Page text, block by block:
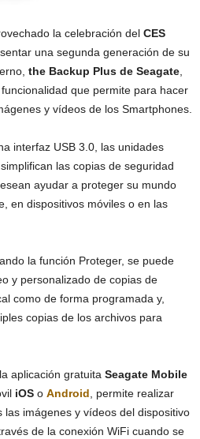
la celebración del CES
una segunda generación de su
the Backup Plus de Seagate
que permite para hacer
y vídeos de los Smartphones.
interfaz USB 3.0, las unidades
simplifican las copias de seguridad
ayudar a proteger su mundo
en dispositivos móviles o en las
la función Proteger, se puede
y personalizado de copias de
como de forma programada y,
copias de los archivos para
aplicación gratuita Seagate Mobile
iOS o Android , permite realizar
imágenes y vídeos del dispositivo
de la conexión WiFi cuando se